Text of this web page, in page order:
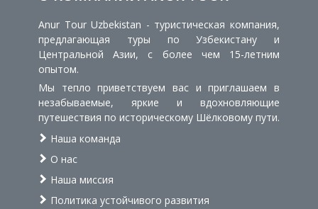
Anur Tour Uzbekistan - туристическая компания,
предлагающая туры по Узбекистану и
Центральной Азии, с более чем 15-летним
опытом.
Мы тепло приветствуем вас и приглашаем в
незабываемые, яркие и вдохновляющие
путешествия по историческому Шёлковому пути.
Наша команда
О нас
Наша миссия
Политика устойчивого развития